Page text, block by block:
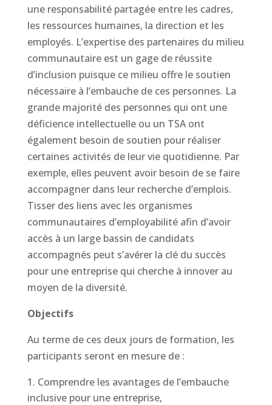
une responsabilité partagée entre les cadres,
les ressources humaines, la direction et les
employés. L’expertise des partenaires du milieu
communautaire est un gage de réussite
d’inclusion puisque ce milieu offre le soutien
nécessaire à l’embauche de ces personnes. La
grande majorité des personnes qui ont une
déficience intellectuelle ou un TSA ont
également besoin de soutien pour réaliser
certaines activités de leur vie quotidienne. Par
exemple, elles peuvent avoir besoin de se faire
accompagner dans leur recherche d’emplois.
Tisser des liens avec les organismes
communautaires d’employabilité afin d’avoir
accès à un large bassin de candidats
accompagnés peut s’avérer la clé du succès
pour une entreprise qui cherche à innover au
moyen de la diversité.
Objectifs
Au terme de ces deux jours de formation, les
participants seront en mesure de :
Comprendre les avantages de l’embauche
inclusive pour une entreprise,